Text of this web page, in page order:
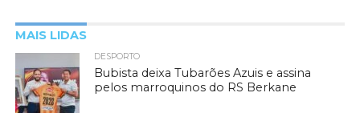
MAIS LIDAS
DESPORTO
Bubista deixa Tubarões Azuis e assina
pelos marroquinos do RS Berkane